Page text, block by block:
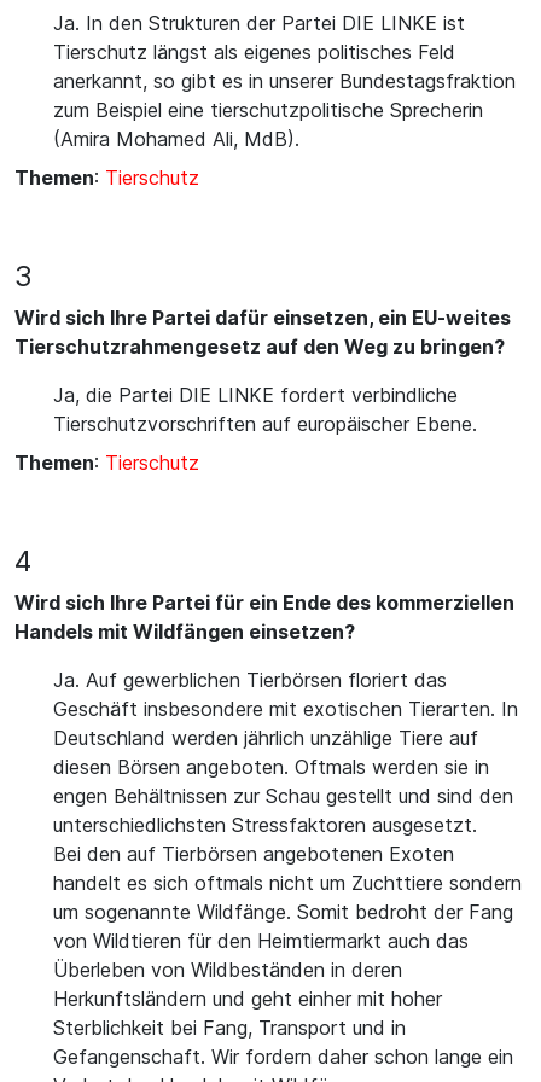
Ja. In den Strukturen der Partei DIE LINKE ist
Tierschutz längst als eigenes politisches Feld
anerkannt, so gibt es in unserer Bundestagsfraktion
zum Beispiel eine tierschutzpolitische Sprecherin
(Amira Mohamed Ali, MdB).
Themen: Tierschutz
3
Wird sich Ihre Partei dafür einsetzen, ein EU-weites
Tierschutzrahmengesetz auf den Weg zu bringen?
Ja, die Partei DIE LINKE fordert verbindliche
Tierschutzvorschriften auf europäischer Ebene.
Themen: Tierschutz
4
Wird sich Ihre Partei für ein Ende des kommerziellen
Handels mit Wildfängen einsetzen?
Ja. Auf gewerblichen Tierbörsen floriert das
Geschäft insbesondere mit exotischen Tierarten. In
Deutschland werden jährlich unzählige Tiere auf
diesen Börsen angeboten. Oftmals werden sie in
engen Behältnissen zur Schau gestellt und sind den
unterschiedlichsten Stressfaktoren ausgesetzt.
Bei den auf Tierbörsen angebotenen Exoten
handelt es sich oftmals nicht um Zuchttiere sondern
um sogenannte Wildfänge. Somit bedroht der Fang
von Wildtieren für den Heimtiermarkt auch das
Überleben von Wildbeständen in deren
Herkunftsländern und geht einher mit hoher
Sterblichkeit bei Fang, Transport und in
Gefangenschaft. Wir fordern daher schon lange ein